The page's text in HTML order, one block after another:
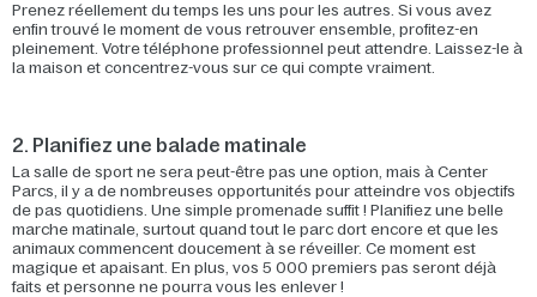
Prenez réellement du temps les uns pour les autres. Si vous avez
enfin trouvé le moment de vous retrouver ensemble, profitez-en
pleinement. Votre téléphone professionnel peut attendre. Laissez-le à
la maison et concentrez-vous sur ce qui compte vraiment.
2. Planifiez une balade matinale
La salle de sport ne sera peut-être pas une option, mais à Center
Parcs, il y a de nombreuses opportunités pour atteindre vos objectifs
de pas quotidiens. Une simple promenade suffit ! Planifiez une belle
marche matinale, surtout quand tout le parc dort encore et que les
animaux commencent doucement à se réveiller. Ce moment est
magique et apaisant. En plus, vos 5 000 premiers pas seront déjà
faits et personne ne pourra vous les enlever !